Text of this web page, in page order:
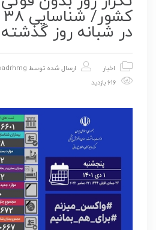
در شبانه روز گذشته
اخبار ارسال شده توسط